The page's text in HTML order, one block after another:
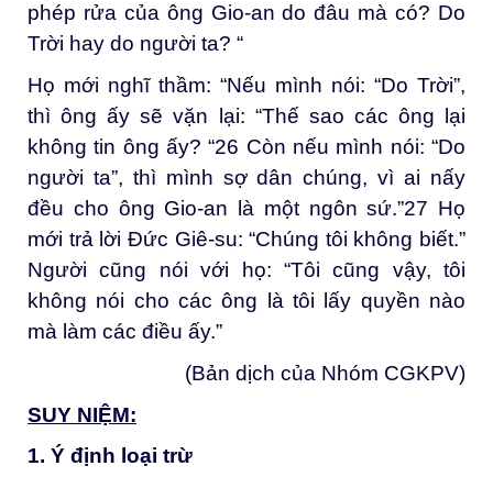
phép rửa của ông Gio-an do đâu mà có? Do
Trời hay do người ta? “
Họ mới nghĩ thầm: “Nếu mình nói: “Do Trời”,
thì ông ấy sẽ vặn lại: “Thế sao các ông lại
không tin ông ấy? “26 Còn nếu mình nói: “Do
người ta”, thì mình sợ dân chúng, vì ai nấy
đều cho ông Gio-an là một ngôn sứ.”27 Họ
mới trả lời Đức Giê-su: “Chúng tôi không biết.”
Người cũng nói với họ: “Tôi cũng vậy, tôi
không nói cho các ông là tôi lấy quyền nào
mà làm các điều ấy.”
(Bản dịch của Nhóm CGKPV)
SUY NIỆM:
1. Ý định loại trừ